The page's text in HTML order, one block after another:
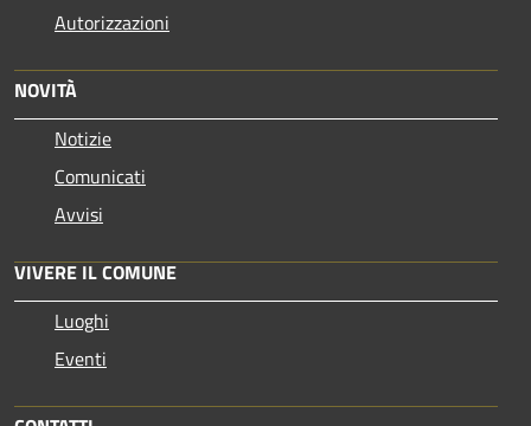
Autorizzazioni
NOVITÀ
Notizie
Comunicati
Avvisi
VIVERE IL COMUNE
Luoghi
Eventi